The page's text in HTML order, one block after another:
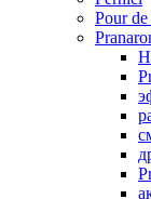
Pour de